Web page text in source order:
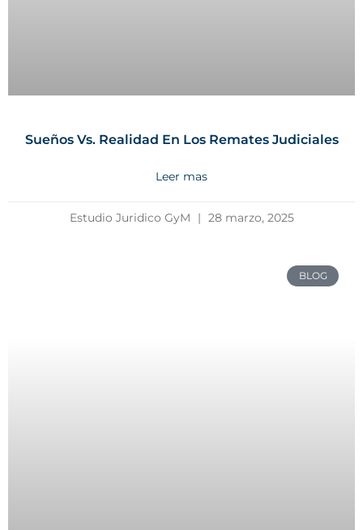
Sueños Vs. Realidad En Los Remates Judiciales
Leer mas
Estudio Juridico GyM 28 marzo, 2025
BLOG